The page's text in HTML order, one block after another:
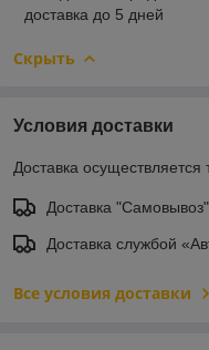
доставка до 5 дней
Скрыть
Условия доставки
Доставка осуществляется
Доставка "Самовывоз"
Доставка службой
Все условия доставки